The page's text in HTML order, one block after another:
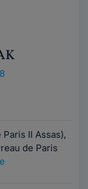
II Assas),
de Paris